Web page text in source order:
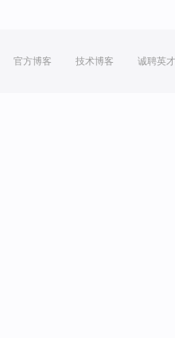
官方博客 技术博客 诚聘英才